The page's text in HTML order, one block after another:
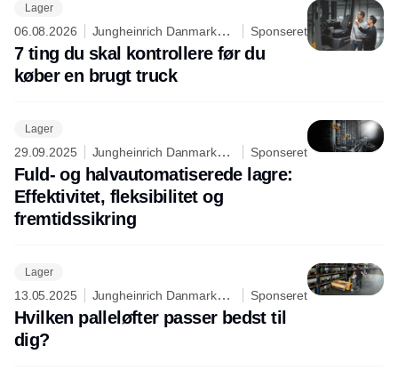
Lager
06.08.2026
Jungheinrich Danmark
A/S
Sponseret
7 ting du skal kontrollere før du
køber en brugt truck
Lager
29.09.2025
Jungheinrich Danmark
A/S
Sponseret
Fuld- og halvautomatiserede lagre:
Effektivitet, fleksibilitet og
fremtidssikring
Lager
13.05.2025
Jungheinrich Danmark
A/S
Sponseret
Hvilken palleløfter passer bedst til
dig?